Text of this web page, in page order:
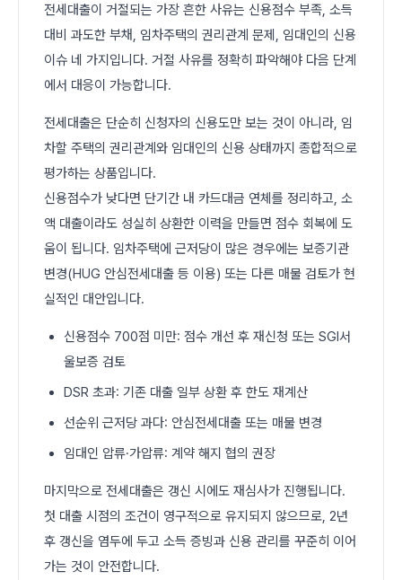
전세대출이 거절되는 가장 흔한 사유는 신용점수 부족, 소득
대비 과도한 부채, 임차주택의 권리관계 문제, 임대인의 신용
이슈 네 가지입니다. 거절 사유를 정확히 파악해야 다음 단계
에서 대응이 가능합니다.
전세대출은 단순히 신청자의 신용도만 보는 것이 아니라, 임
차할 주택의 권리관계와 임대인의 신용 상태까지 종합적으로
평가하는 상품입니다.
신용점수가 낮다면 단기간 내 카드대금 연체를 정리하고, 소
액 대출이라도 성실히 상환한 이력을 만들면 점수 회복에 도
움이 됩니다. 임차주택에 근저당이 많은 경우에는 보증기관
변경(HUG 안심전세대출 등 이용) 또는 다른 매물 검토가 현
실적인 대안입니다.
신용점수 700점 미만: 점수 개선 후 재신청 또는 SGI서
울보증 검토
DSR 초과: 기존 대출 일부 상환 후 한도 재계산
선순위 근저당 과다: 안심전세대출 또는 매물 변경
임대인 압류·가압류: 계약 해지 협의 권장
마지막으로 전세대출은 갱신 시에도 재심사가 진행됩니다.
첫 대출 시점의 조건이 영구적으로 유지되지 않으므로, 2년
후 갱신을 염두에 두고 소득 증빙과 신용 관리를 꾸준히 이어
가는 것이 안전합니다.